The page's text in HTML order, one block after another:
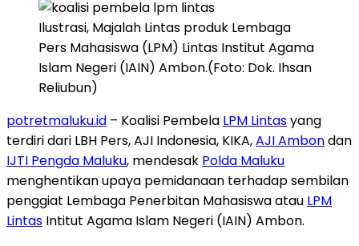
Ilustrasi, Majalah Lintas produk Lembaga
Pers Mahasiswa (LPM) Lintas Institut Agama
Islam Negeri (IAIN) Ambon.(Foto: Dok. Ihsan
Reliubun)
potretmaluku.id – Koalisi Pembela LPM Lintasyang
terdiri dari LBH Pers, AJI Indonesia, KIKA,AJI Ambondan
IJTI Pengda Maluku, mendesak Polda Maluku
menghentikan upaya pemidanaan terhadap sembilan
penggiat Lembaga Penerbitan Mahasiswa atau LPM
Lintas Intitut Agama Islam Negeri (IAIN) Ambon.